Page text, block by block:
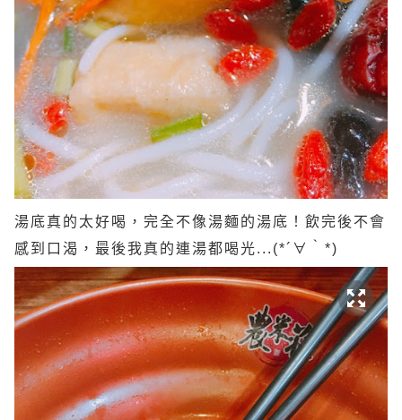
湯底真的太好喝，完全不像湯麵的湯底！飲完後不會
感到口渴，最後我真的連湯都喝光...(*´∀｀*)